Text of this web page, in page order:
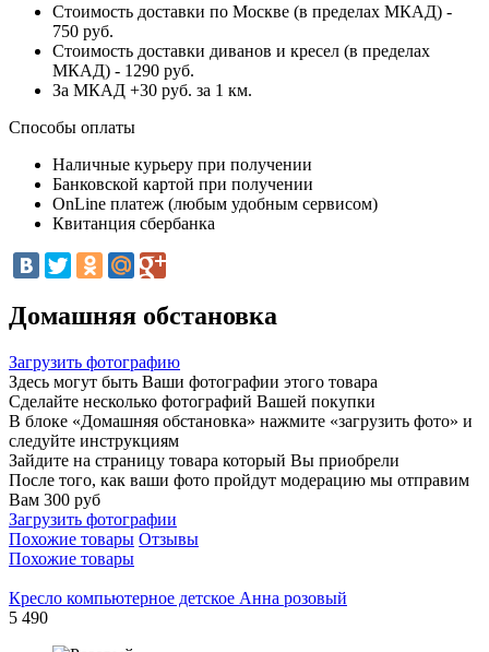
Стоимость доставки по Москве (в пределах МКАД) -
750 руб.
Стоимость доставки диванов и кресел (в пределах
МКАД) - 1290 руб.
За МКАД +30 руб. за 1 км.
Способы оплаты
Наличные курьеру при получении
Банковской картой при получении
OnLine платеж (любым удобным сервисом)
Квитанция сбербанка
Домашняя обстановка
Загрузить фотографию
Здесь могут быть Ваши фотографии этого товара
Сделайте несколько фотографий Вашей покупки
В блоке «Домашняя обстановка» нажмите «загрузить фото» и
следуйте инструкциям
Зайдите на страницу товара который Вы приобрели
После того, как ваши фото пройдут модерацию мы отправим
Вам 300 руб
Загрузить фотографии
Похожие товары Отзывы
Похожие товары
Кресло компьютерное детское Анна розовый
5 490